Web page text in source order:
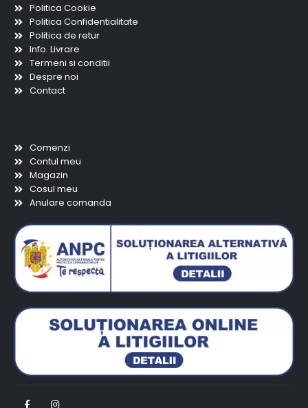
Politica Cookie
Politica Confidentialitate
Politica de retur
Info. Livrare
Termeni si conditii
Despre noi
Contact
Comenzi
Contul meu
Magazin
Cosul meu
Anulare comanda